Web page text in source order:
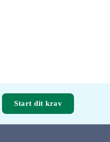
Start dit krav